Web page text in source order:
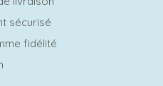
sécurisé
fidélité